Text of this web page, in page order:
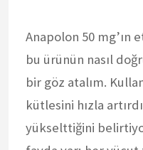
Anapolon 50 mg’ın
bu ürünün nasıl
bir göz atalım.
kütlesini hızla
yükselttiğini